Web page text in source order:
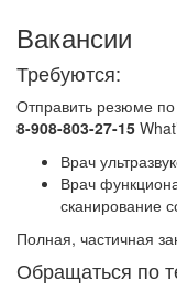
Вакансии
Требуются:
Отправить резюме по
8-908-803-27-15
Врач
Врач
сканирование
Полная, частичная
Обращаться по